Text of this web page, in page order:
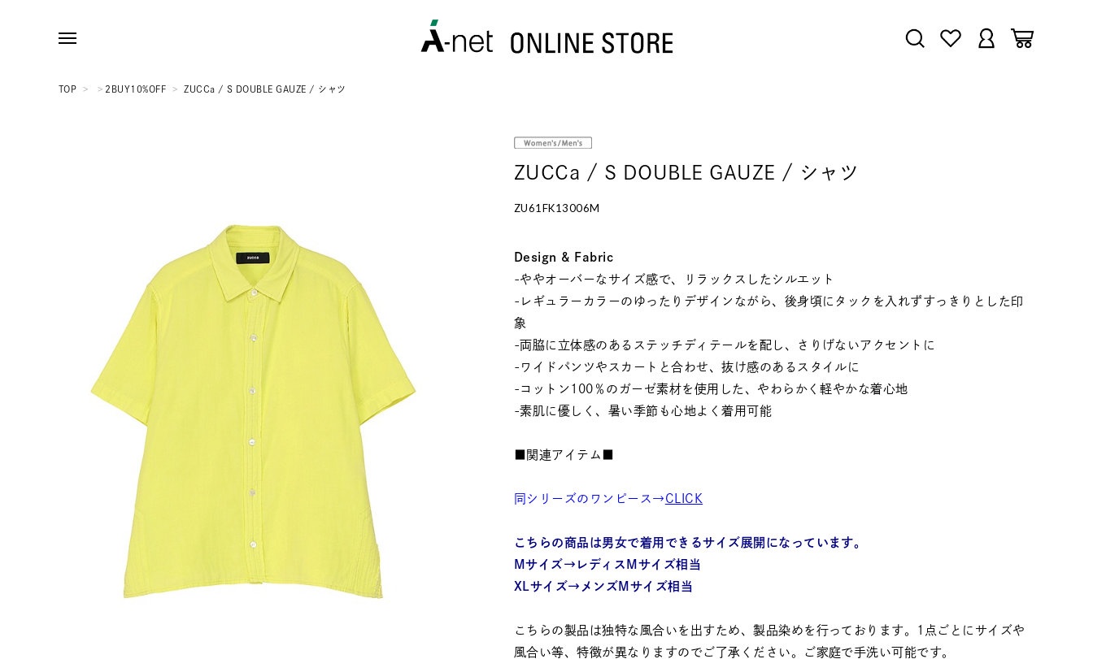
TOP > > 2BUY10%OFF > ZUCCa / S DOUBLE GAUZE / シャツ
ZUCCa / S DOUBLE GAUZE / シャツ
ZU61FK13006M
Design & Fabric
-ややオーバーなサイズ感で、リラックスしたシルエット
-レギュラーカラーのゆったりデザインながら、後身頃にタックを入れずすっきりとした印
象
-両脇に立体感のあるステッチディテールを配し、さりげないアクセントに
-ワイドパンツやスカートと合わせ、抜け感のあるスタイルに
-コットン100％のガーゼ素材を使用した、やわらかく軽やかな着心地
-素肌に優しく、暑い季節も心地よく着用可能
■関連アイテム■
同シリーズのワンピース→ CLICK
こちらの商品は男女で着用できるサイズ展開になっています。
Mサイズ→レディスMサイズ相当
XLサイズ→メンズMサイズ相当
こちらの製品は独特な風合いを出すため、製品染めを行っております。1点ごとにサイズや
風合い等、特徴が異なりますのでご了承ください。ご家庭で手洗い可能です。